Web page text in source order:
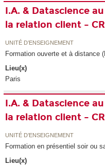
I.A. & Datascience
la relation client –
UNITÉ D’ENSEIGNEMENT
Formation ouverte et à distance
Lieu(x)
Paris
I.A. & Datascience
la relation client –
UNITÉ D’ENSEIGNEMENT
Formation en présentiel soir ou
Lieu(x)